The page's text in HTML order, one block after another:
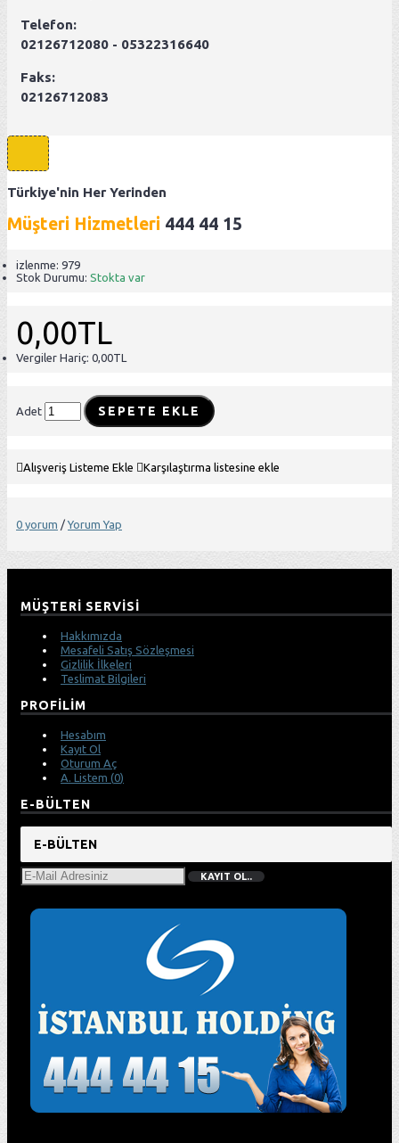
Telefon:
02126712080 - 05322316640
Faks:
02126712083
Türkiye'nin Her Yerinden
Müşteri Hizmetleri 444 44 15
izlenme: 979
Stok Durumu: Stokta var
0,00TL
Vergiler Hariç: 0,00TL
Adet SEPETE EKLE
Alışveriş Listeme Ekle Karşılaştırma listesine ekle
0 yorum /Yorum Yap
MÜŞTERI SERVISI
Hakkımızda
Mesafeli Satış Sözleşmesi
Gizlilik İlkeleri
Teslimat Bilgileri
PROFILIM
Hesabım
Kayıt Ol
Oturum Aç
A. Listem (0)
E-BÜLTEN
E-BÜLTEN
KAYIT OL..